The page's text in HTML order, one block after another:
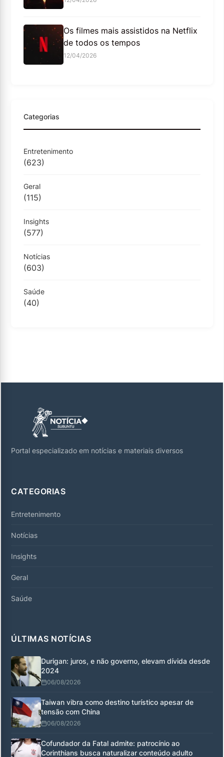
Os filmes mais assistidos na Netflix
de todos os tempos
12/04/2026
Categorias
Entretenimento
(623)
Geral
(115)
Insights
(577)
Notícias
(603)
Saúde
(40)
Portal especializado em notícias e materiais diversos
CATEGORIAS
Entretenimento
Notícias
Insights
Geral
Saúde
ÚLTIMAS NOTÍCIAS
Durigan: juros, e não governo, elevam dívida desde
2024
06/08/2026
Taiwan vibra como destino turístico apesar de
tensão com China
06/08/2026
Cofundador da Fatal admite: patrocínio ao
Corinthians busca naturalizar conteúdo adulto